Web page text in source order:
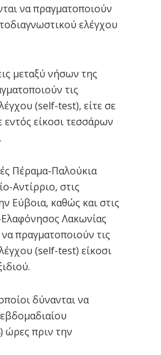
να πραγματοποιούν
ελέγχου
μεταξύ νήσων της
τις
(self-test), είτε σε
είκοσι τεσσάρων
Πέραμα-Παλούκια
Αντίρριο, στις
Εύβοια, καθώς και στις
Λακωνίας
πραγματοποιούν τις
(self-test) είκοσι
δύνανται να
ώρες πριν την